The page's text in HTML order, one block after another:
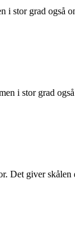
i stor grad også
i stor grad
Det giver